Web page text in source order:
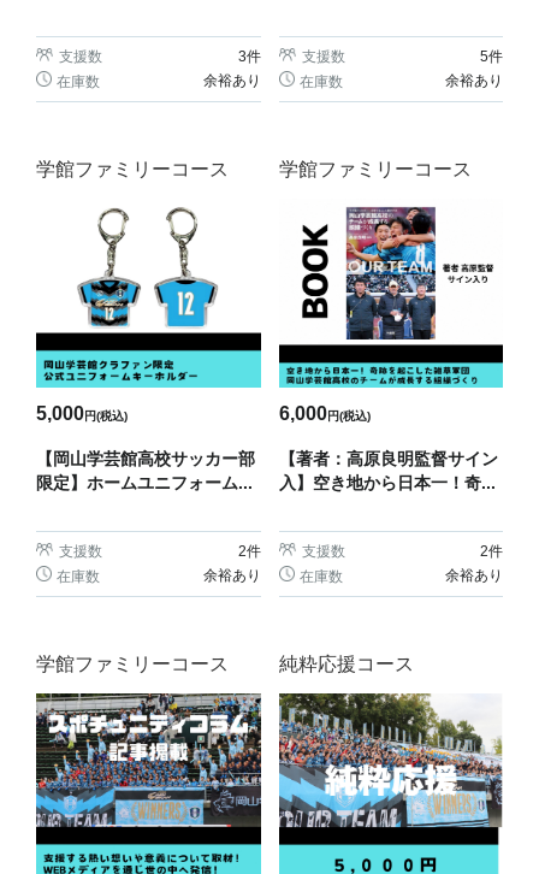
支援数 3件
在庫数
余裕あり
支援数 5件
在庫数
余裕あり
学館ファミリーコース
5,000円(税込)
【岡山学芸館高校サッカー部
限定】ホームユニフォーム...
支援数 2件
在庫数
余裕あり
学館ファミリーコース
6,000円(税込)
【著者：高原良明監督サイン
入】空き地から日本一！奇...
支援数 2件
在庫数
余裕あり
学館ファミリーコース 純粋応援コース